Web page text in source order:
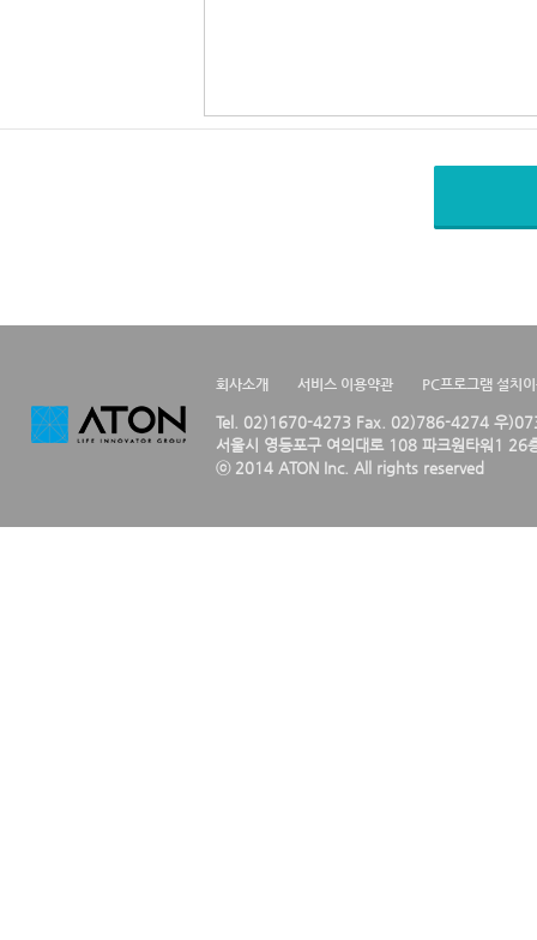
회사소개 서비스 이용약관 PC프로그램 설치
Tel. 02)1670-4273 Fax. 02)786-4274 우
서울시 영등포구 여의대로 108 파크원타워1 26
ⓒ 2014 ATON Inc. All rights reserved